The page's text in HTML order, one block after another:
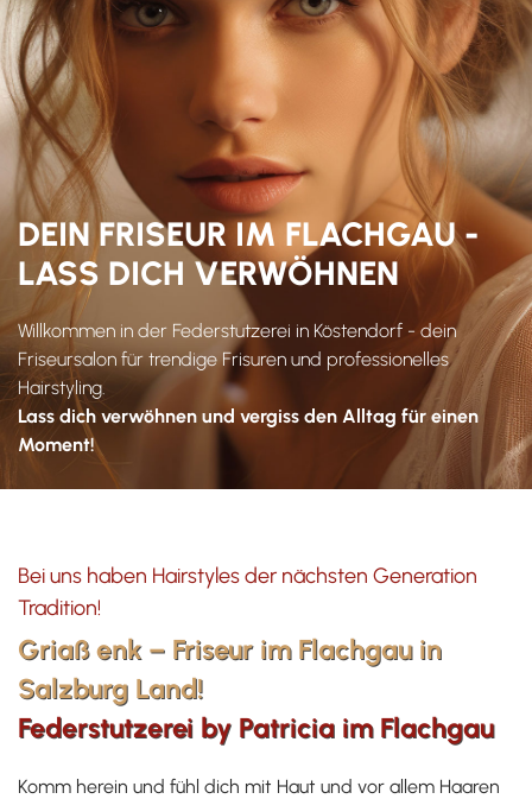
DEIN FRISEUR IM FLACHGAU -
LASS DICH VERWÖHNEN
Willkommen in der Federstutzerei in Köstendorf - dein
Friseursalon für trendige Frisuren und professionelles
Hairstyling.
Lass dich verwöhnen und vergiss den Alltag für einen
Moment!
Bei uns haben Hairstyles der nächsten Generation
Tradition!
Griaß enk – Friseur im Flachgau in
Salzburg Land!
Federstutzerei by Patricia im Flachgau
Komm herein und fühl dich mit Haut und vor allem Haaren